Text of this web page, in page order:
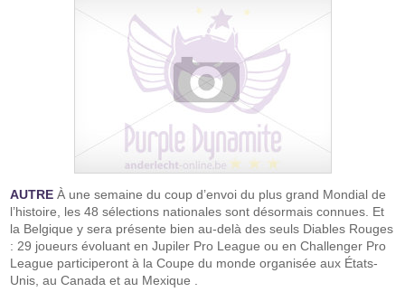
AUTRE À une semaine du coup d’envoi du plus grand Mondial de
l’histoire, les 48 sélections nationales sont désormais connues. Et
la Belgique y sera présente bien au-delà des seuls Diables Rouges
: 29 joueurs évoluant en Jupiler Pro League ou en Challenger Pro
League participeront à la Coupe du monde organisée aux États-
Unis, au Canada et au Mexique .